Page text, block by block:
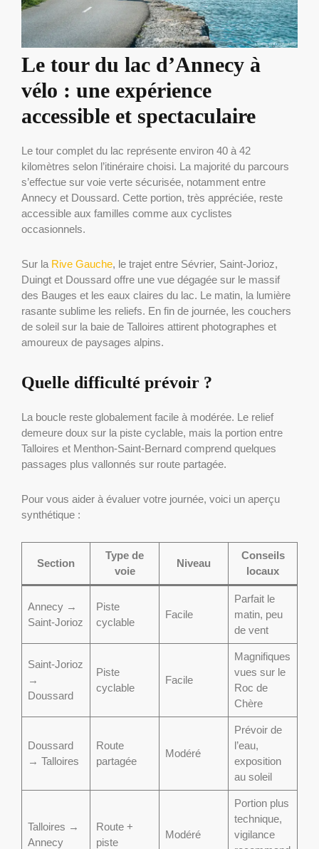
Le tour du lac d’Annecy à
vélo : une expérience
accessible et spectaculaire
Le tour complet du lac représente environ 40 à 42
kilomètres selon l’itinéraire choisi. La majorité du parcours
s’effectue sur voie verte sécurisée, notamment entre
Annecy et Doussard. Cette portion, très appréciée, reste
accessible aux familles comme aux cyclistes
occasionnels.
Sur la Rive Gauche, le trajet entre Sévrier, Saint-Jorioz,
Duingt et Doussard offre une vue dégagée sur le massif
des Bauges et les eaux claires du lac. Le matin, la lumière
rasante sublime les reliefs. En fin de journée, les couchers
de soleil sur la baie de Talloires attirent photographes et
amoureux de paysages alpins.
Quelle difficulté prévoir ?
La boucle reste globalement facile à modérée. Le relief
demeure doux sur la piste cyclable, mais la portion entre
Talloires et Menthon-Saint-Bernard comprend quelques
passages plus vallonnés sur route partagée.
Pour vous aider à évaluer votre journée, voici un aperçu
synthétique :
Section
Type de
voie
Niveau
Conseils
locaux
Annecy →
Saint-Jorioz
Piste
cyclable
Facile
Parfait le
matin, peu
de vent
Saint-Jorioz
→
Doussard
Piste
cyclable
Facile
Magnifiques
vues sur le
Roc de
Chère
Doussard
→ Talloires
Route
partagée
Modéré
Prévoir de
l’eau,
exposition
au soleil
Talloires →
Annecy
Route +
piste
Modéré
Portion plus
technique,
vigilance